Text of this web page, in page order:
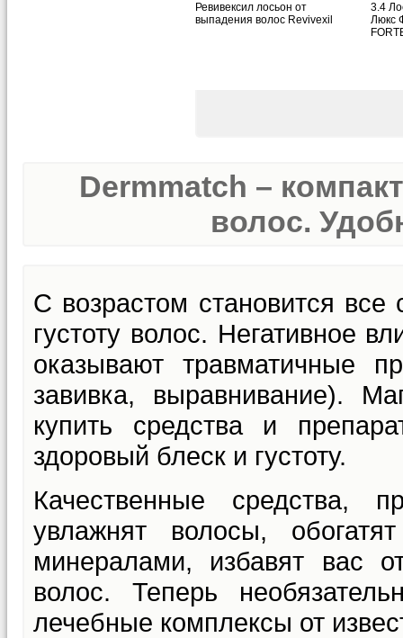
Ревивексил лосьон от
выпадения волос Revivexil
3.4
Люкс
Dermmatch –
волос.
С возрастом становится все
густоту волос. Негативное
оказывают травматичные
завивка, выравнивание).
купить средства и
здоровый блеск и густоту.
Качественные средства,
увлажнят волосы,
минералами, избавят вас
волос. Теперь
лечебные комплексы от